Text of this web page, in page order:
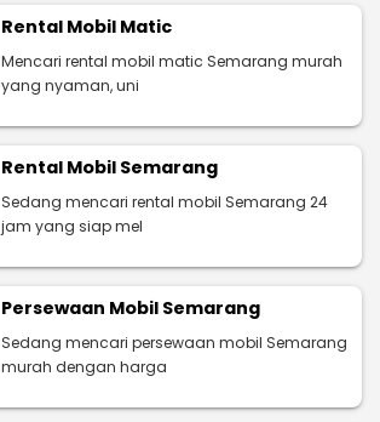
Rental Mobil Matic
Mencari rental mobil matic Semarang murah
yang nyaman, uni
Rental Mobil Semarang
Sedang mencari rental mobil Semarang 24
jam yang siap mel
Persewaan Mobil Semarang
Sedang mencari persewaan mobil Semarang
murah dengan harga